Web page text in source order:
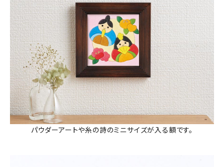
パウダーアートや糸の詩のミニサイズが入る額です。